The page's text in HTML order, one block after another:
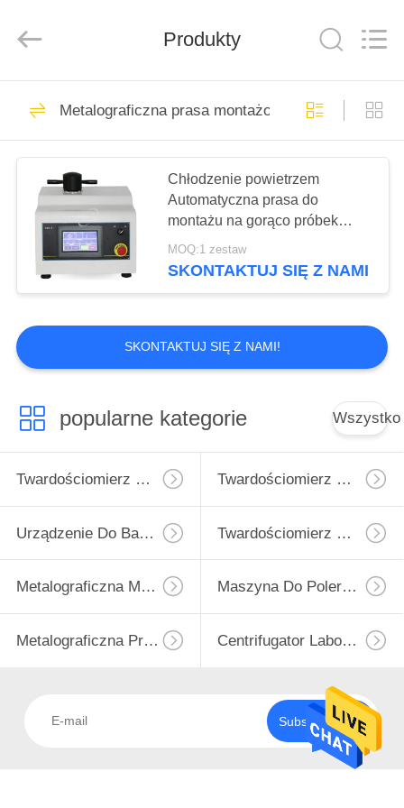
DO
DOMU
PRODUKTY
FILMY
O
NAS
WYCIECZKA
PO
FABRYCE
JAKOŚCI
SITEMAP
PRIVACY
Rights
Twardościomierz
Micro Vickers
Twardościomierz
Vickersa
77
Urządzenie do
badania twardości
Rockwell
134
Twardościomierz
Produkty
Metalograficzna prasa montażowa
Chłodzenie powietrzem
Automatyczna prasa do
montażu na gorąco próbek
metalograficznych z ekranem
LCD
MOQ:1 zestaw
SKONTAKTUJ SIĘ Z NAMI
SKONTAKTUJ SIĘ Z NAMI!
popularne kategorie Wszystko
Twardościomierz Micro Vickers Twardościomierz Vickersa
Urządzenie Do Badania Twardości Rockwell Twardościomierz Brinella
Metalograficzna Maszyna Do Cięcia Maszyna Do Polerowania Metalograficznego
Metalograficzna Prasa Montażowa Centrifugator Laboratoryjny
Subskrybować